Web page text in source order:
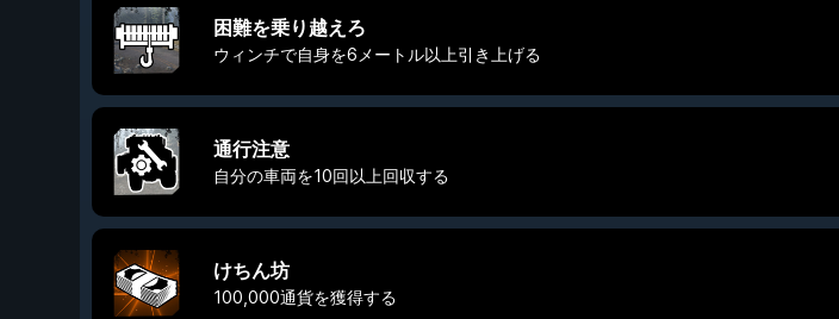
困難を乗り越えろ
ウィンチで自身を6メートル以上引き上げる
通行注意
自分の車両を10回以上回収する
けちん坊
100,000通貨を獲得する